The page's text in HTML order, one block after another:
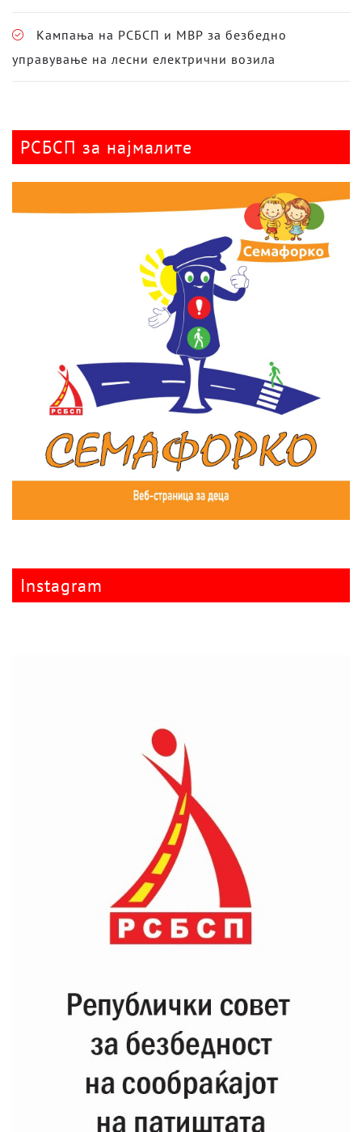
Кампања на РСБСП и МВР за безбедно
управување на лесни електрични возила
РСБСП за најмалите
Instagram